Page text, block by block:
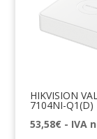
HIKVISION
7104NI-Q1(D)
53,58€ - IVA